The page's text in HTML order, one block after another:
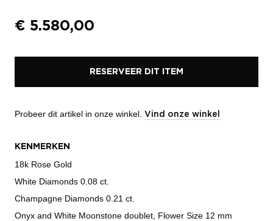
€ 5.580,00
RESERVEER DIT ITEM
Probeer dit artikel in onze winkel. Vind onze winkel
KENMERKEN
18k Rose Gold
White Diamonds 0.08 ct.
Champagne Diamonds 0.21 ct.
Onyx and White Moonstone doublet, Flower Size 12 mm